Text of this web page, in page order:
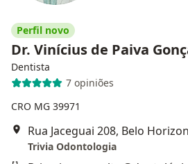
Perfil novo
Dr. Vinícius de Paiva
Dentista
7 opiniões
CRO MG 39971
Rua Jaceguai 208, Belo
Trivia Odontologia